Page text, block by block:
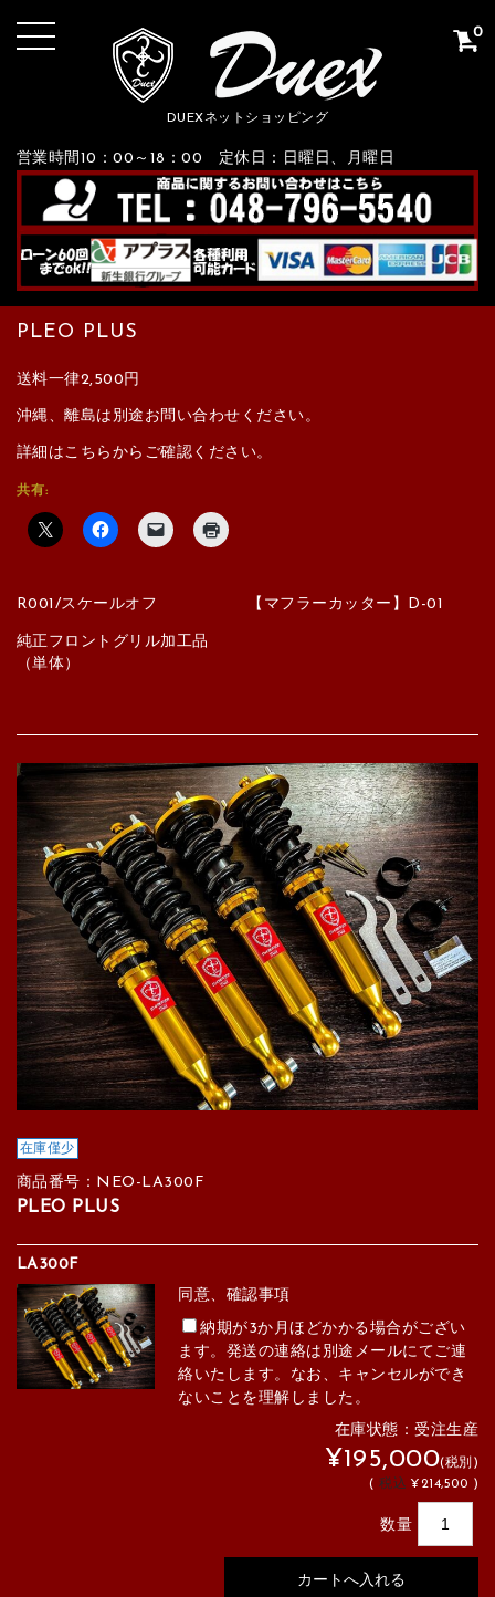
DUEXネットショッピング
営業時間10：00～18：00 定休日：日曜日、月曜日
0
PLEO PLUS
送料一律2,500円
沖縄、離島は別途お問い合わせください。
詳細はこちらからご確認ください。
共有:
R001/スケールオフ 【マフラーカッター】D-01
純正フロントグリル加工品
（単体）
在庫僅少
商品番号：NEO-LA300F
PLEO PLUS
LA300F
同意、確認事項
納期が3か月ほどかかる場合がござい
ます。発送の連絡は別途メールにてご連
絡いたします。なお、キャンセルができ
ないことを理解しました。
在庫状態：受注生産
¥195,000(税別)
(税込 ¥214,500 )
数量